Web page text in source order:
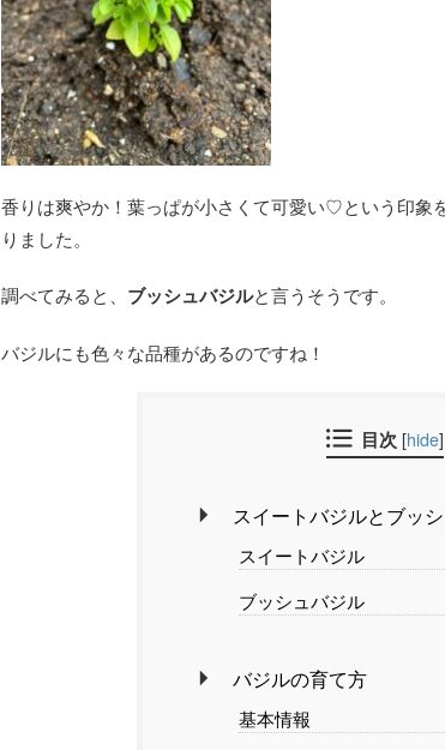
香りは爽やか！葉っぱが小さくて可愛い♡という印象
りました。
調べてみると、 ブッシュバジルと言うそうです。
バジルにも色々な品種があるのですね！
目次 [hide]
スイートバジルとブッ
スイートバジル
ブッシュバジル
バジルの育て方
基本情報